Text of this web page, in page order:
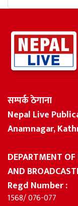
सम्पर्क ठेगाना
Nepal Live
Anamnagar,
DEPARTMENT
AND
Regd Number :
1568/ 076-077